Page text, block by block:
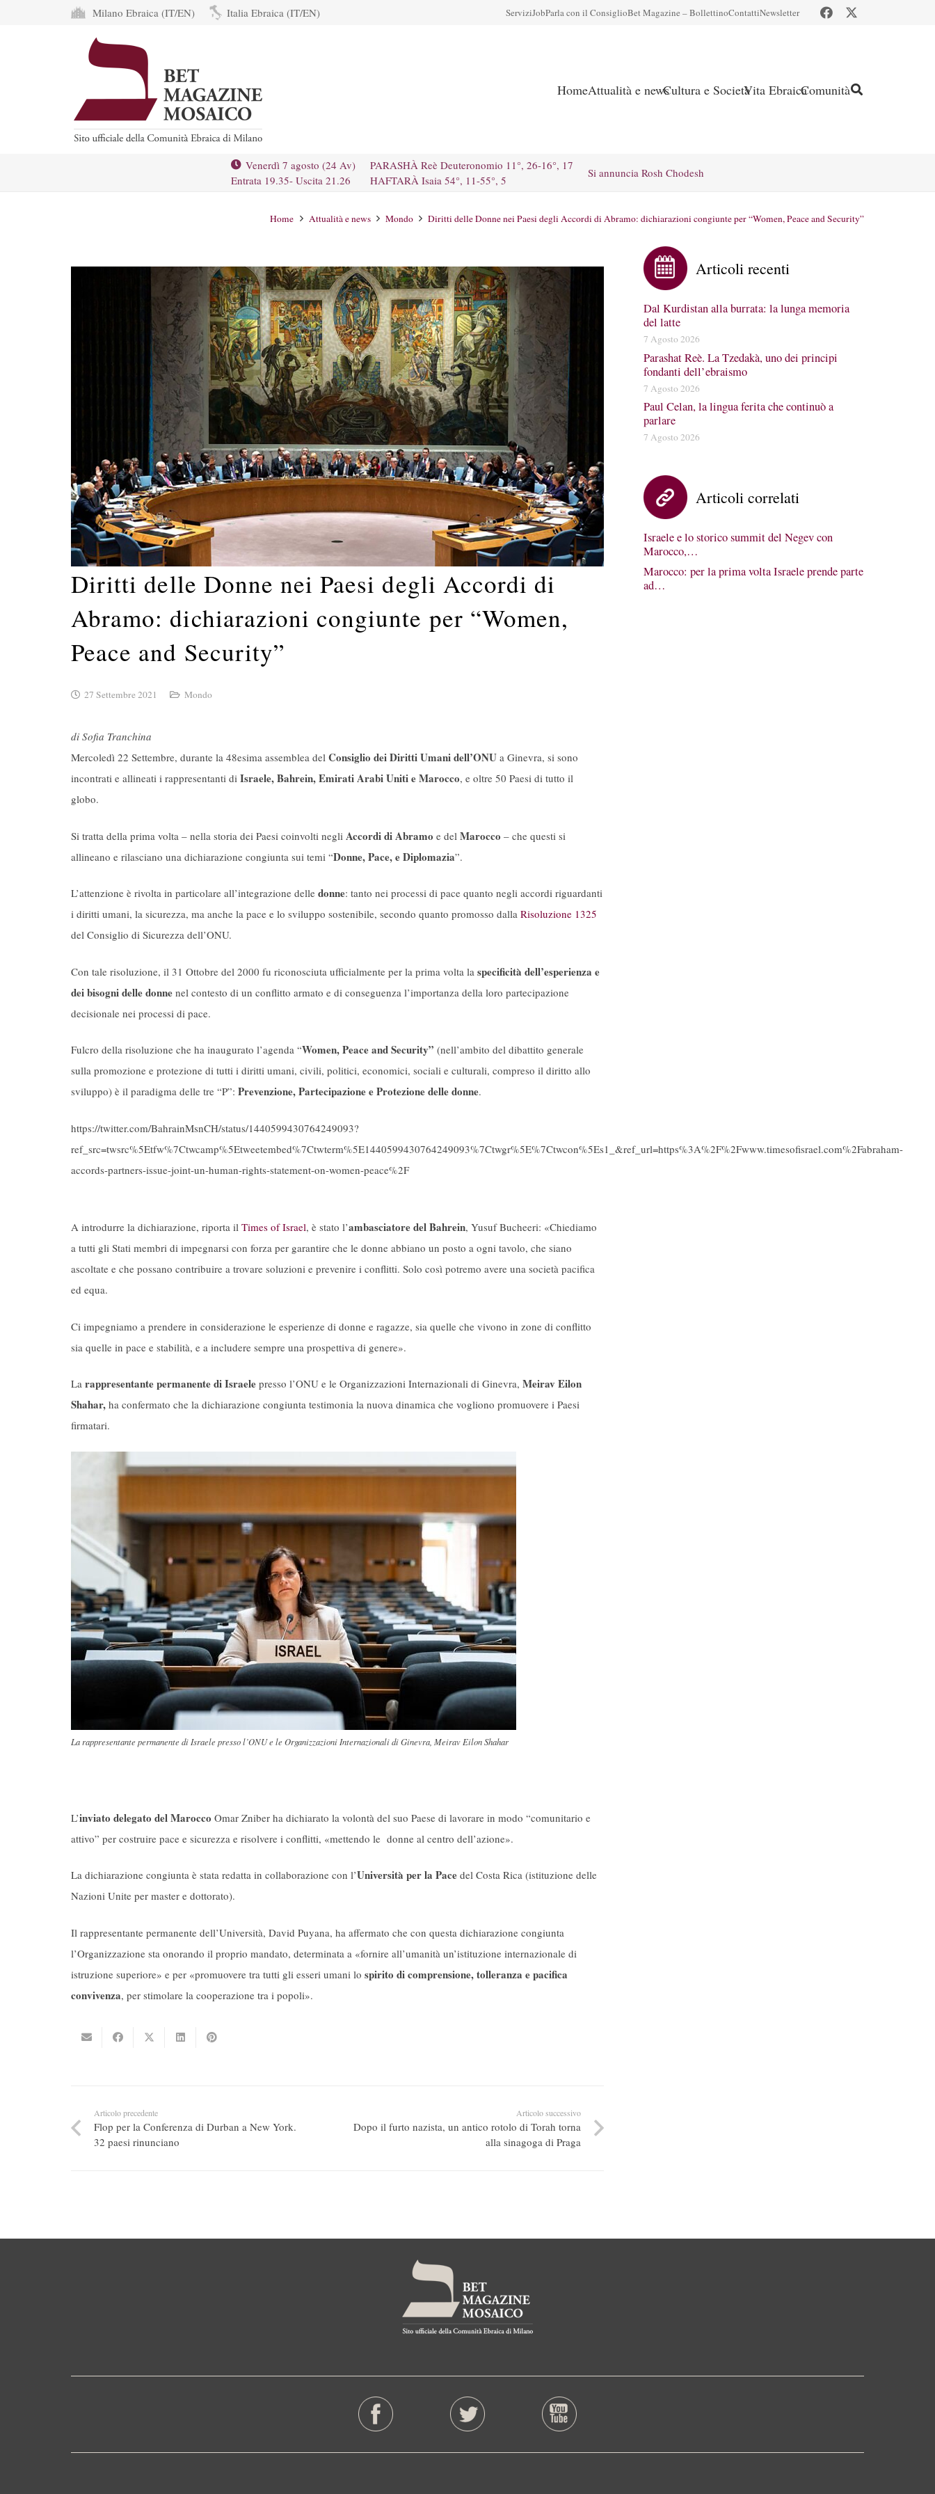
Milano Ebraica (IT/EN) Italia Ebraica (IT/EN) ServiziJobParla con il ConsiglioBet Magazine – BollettinoContattiNewsletter
HomeAttualità e newsCultura e SocietàVita EbraicaComunità
Venerdì 7 agosto (24 Av)
Entrata 19.35- Uscita 21.26
PARASHÀ Reè Deuteronomio 11°, 26-16°, 17
HAFTARÀ Isaia 54°, 11-55°, 5
Si annuncia Rosh Chodesh
Home Attualità e news Mondo Diritti delle Donne nei Paesi degli Accordi di Abramo: dichiarazioni congiunte per “Women, Peace and Security”
Diritti delle Donne nei Paesi degli Accordi di
Abramo: dichiarazioni congiunte per “Women,
Peace and Security”
27 Settembre 2021 Mondo
di Sofia Tranchina
Mercoledì 22 Settembre, durante la 48esima assemblea del Consiglio dei Diritti Umani dell’ONU a Ginevra, si sono
incontrati e allineati i rappresentanti di Israele, Bahrein, Emirati Arabi Uniti e Marocco, e oltre 50 Paesi di tutto il
globo.
Si tratta della prima volta – nella storia dei Paesi coinvolti negli Accordi di Abramo e del Marocco – che questi si
allineano e rilasciano una dichiarazione congiunta sui temi “Donne, Pace, e Diplomazia”.
L’attenzione è rivolta in particolare all’integrazione delle donne: tanto nei processi di pace quanto negli accordi riguardanti
i diritti umani, la sicurezza, ma anche la pace e lo sviluppo sostenibile, secondo quanto promosso dalla Risoluzione 1325
del Consiglio di Sicurezza dell’ONU.
Con tale risoluzione, il 31 Ottobre del 2000 fu riconosciuta ufficialmente per la prima volta la specificità dell’esperienza e
dei bisogni delle donne nel contesto di un conflitto armato e di conseguenza l’importanza della loro partecipazione
decisionale nei processi di pace.
Fulcro della risoluzione che ha inaugurato l’agenda “Women, Peace and Security” (nell’ambito del dibattito generale
sulla promozione e protezione di tutti i diritti umani, civili, politici, economici, sociali e culturali, compreso il diritto allo
sviluppo) è il paradigma delle tre “P”: Prevenzione, Partecipazione e Protezione delle donne.
https://twitter.com/BahrainMsnCH/status/1440599430764249093?
ref_src=twsrc%5Etfw%7Ctwcamp%5Etweetembed%7Ctwterm%5E1440599430764249093%7Ctwgr%5E%7Ctwcon%5Es1_&ref_url=https%3A%2F%2Fwww.timesofisrael.com%2Fabraham-
accords-partners-issue-joint-un-human-rights-statement-on-women-peace%2F
A introdurre la dichiarazione, riporta il Times of Israel, è stato l’ambasciatore del Bahrein, Yusuf Bucheeri: «Chiediamo
a tutti gli Stati membri di impegnarsi con forza per garantire che le donne abbiano un posto a ogni tavolo, che siano
ascoltate e che possano contribuire a trovare soluzioni e prevenire i conflitti. Solo così potremo avere una società pacifica
ed equa.
Ci impegniamo a prendere in considerazione le esperienze di donne e ragazze, sia quelle che vivono in zone di conflitto
sia quelle in pace e stabilità, e a includere sempre una prospettiva di genere».
La rappresentante permanente di Israele presso l’ONU e le Organizzazioni Internazionali di Ginevra, Meirav Eilon
Shahar, ha confermato che la dichiarazione congiunta testimonia la nuova dinamica che vogliono promuovere i Paesi
firmatari.
La rappresentante permanente di Israele presso l’ONU e le Organizzazioni Internazionali di Ginevra, Meirav Eilon Shahar
L’inviato delegato del Marocco Omar Zniber ha dichiarato la volontà del suo Paese di lavorare in modo “comunitario e
attivo” per costruire pace e sicurezza e risolvere i conflitti, «mettendo le donne al centro dell’azione».
La dichiarazione congiunta è stata redatta in collaborazione con l’Università per la Pace del Costa Rica (istituzione delle
Nazioni Unite per master e dottorato).
Il rappresentante permanente dell’Università, David Puyana, ha affermato che con questa dichiarazione congiunta
l’Organizzazione sta onorando il proprio mandato, determinata a «fornire all’umanità un’istituzione internazionale di
istruzione superiore» e per «promuovere tra tutti gli esseri umani lo spirito di comprensione, tolleranza e pacifica
convivenza, per stimolare la cooperazione tra i popoli».
Articolo precedente
Flop per la Conferenza di Durban a New York.
32 paesi rinunciano
Articolo successivo
Dopo il furto nazista, un antico rotolo di Torah torna
alla sinagoga di Praga
Articoli recenti
Dal Kurdistan alla burrata: la lunga memoria
del latte
7 Agosto 2026
Parashat Reè. La Tzedakà, uno dei principi
fondanti dell’ebraismo
7 Agosto 2026
Paul Celan, la lingua ferita che continuò a
parlare
7 Agosto 2026
Articoli correlati
Israele e lo storico summit del Negev con
Marocco,…
Marocco: per la prima volta Israele prende parte
ad…